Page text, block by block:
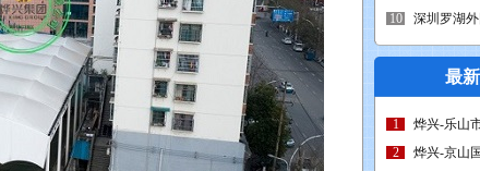
10
深圳罗湖
最
1
烨兴-乐山
2
烨兴-京山